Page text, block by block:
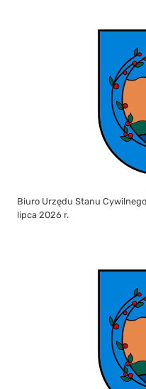
Biuro Urzędu Stanu
lipca 2026 r.